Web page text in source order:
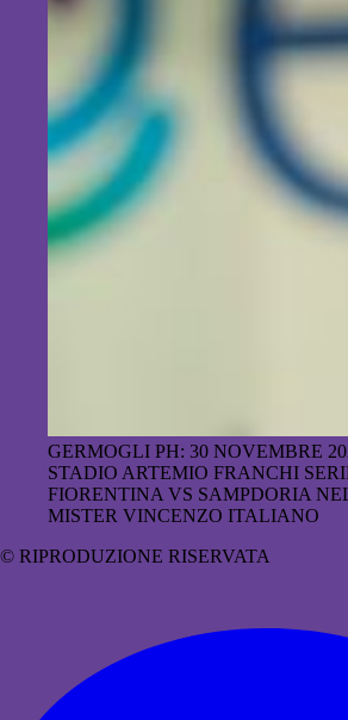
GERMOGLI PH: 30 NOVEMBRE
STADIO ARTEMIO FRANCHI
FIORENTINA VS SAMPDORIA
MISTER VINCENZO ITALIANO
© RIPRODUZIONE RISERVATA